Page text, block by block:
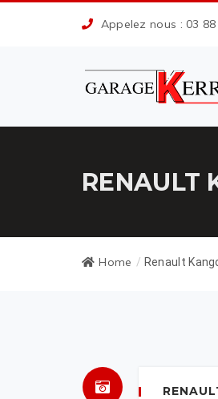
Appelez nous : 03
RENAULT
Home / Renault